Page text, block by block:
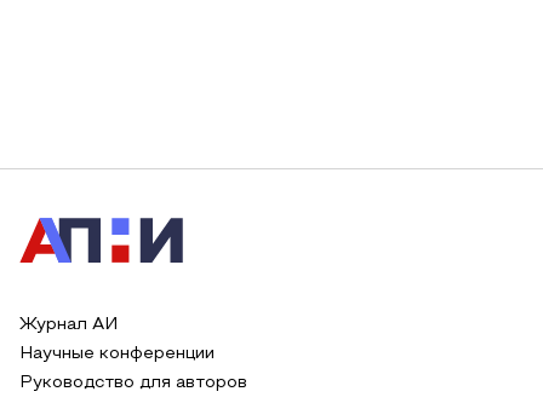
Журнал АИ
Научные конференции
Руководство для авторов